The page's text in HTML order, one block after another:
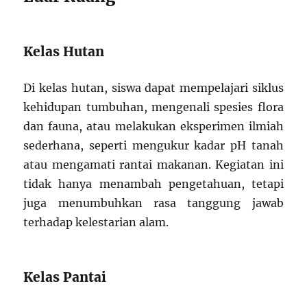
Kelas Hutan
Di kelas hutan, siswa dapat mempelajari siklus
kehidupan tumbuhan, mengenali spesies flora
dan fauna, atau melakukan eksperimen ilmiah
sederhana, seperti mengukur kadar pH tanah
atau mengamati rantai makanan. Kegiatan ini
tidak hanya menambah pengetahuan, tetapi
juga menumbuhkan rasa tanggung jawab
terhadap kelestarian alam.
Kelas Pantai